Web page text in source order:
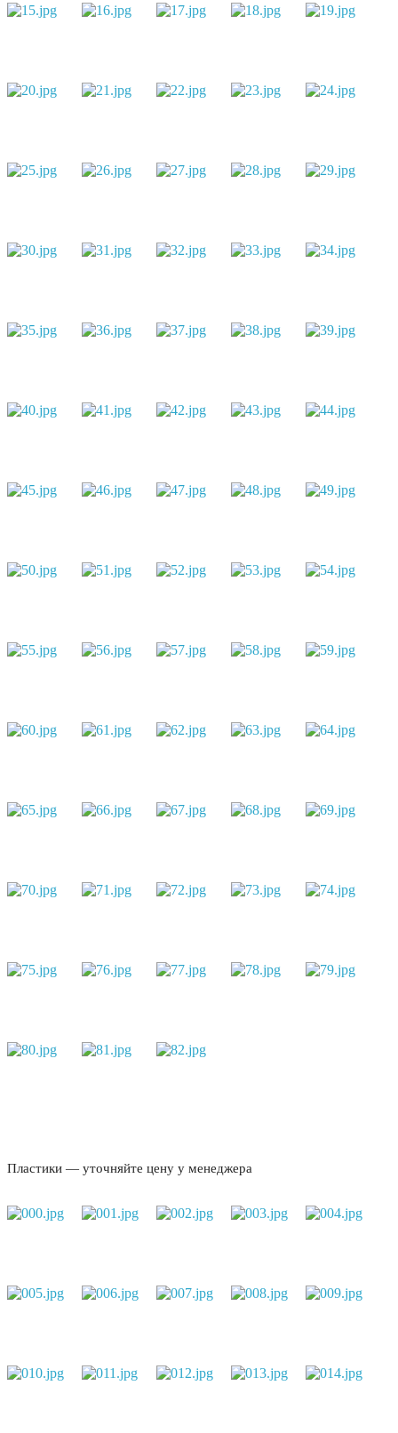
Пластики — уточняйте цену у менеджера